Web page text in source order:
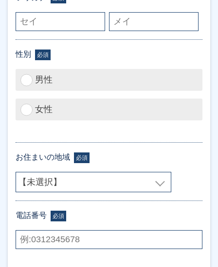
性別 必須
男性
女性
お住まいの地域 必須
電話番号 必須